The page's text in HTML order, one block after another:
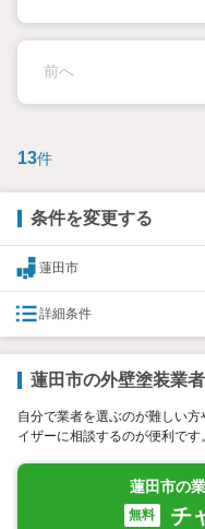
前へ
13件
条件を変更する
蓮田市
詳細条件
蓮田市の外壁塗装業
自分で業者を選ぶのが難しい
イザーに相談するのが便利です。
蓮田市の
無料 チ